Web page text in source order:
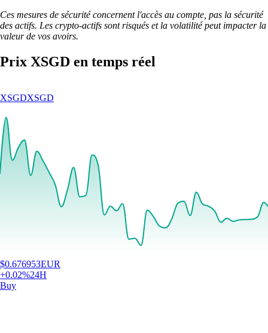
Ces mesures de sécurité concernent l'accès au compte, pas la sécurité
des actifs. Les crypto-actifs sont risqués et la volatilité peut impacter la
valeur de vos avoirs.
Prix XSGD en temps réel
XSGDXSGD